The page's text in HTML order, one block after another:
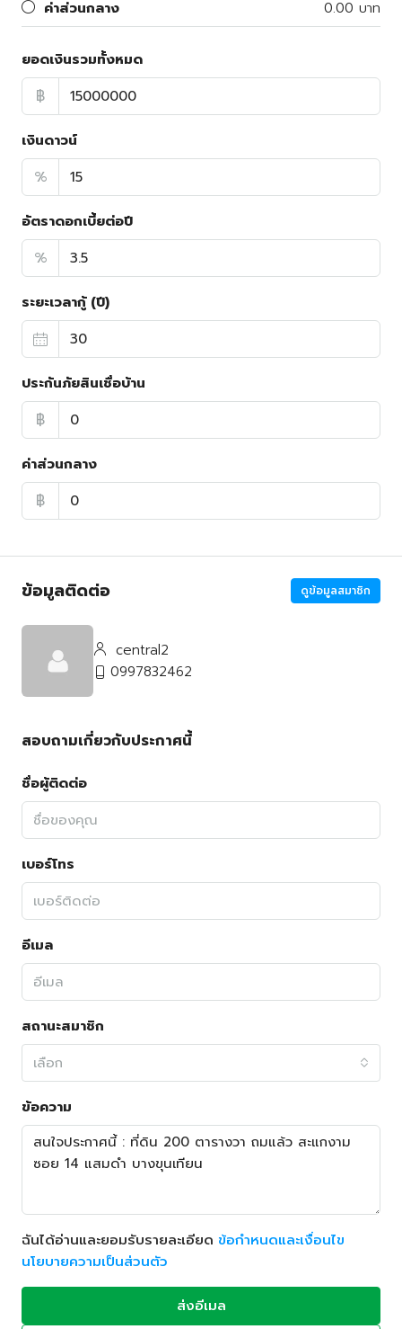
ค่าส่วนกลาง 0.00 บาท
ยอดเงินรวมทั้งหมด
฿
เงินดาวน์
%
อัตราดอกเบี้ยต่อปี
%
ระยะเวลากู้ (ปี)
ประกันภัยสินเชื่อบ้าน
฿
ค่าส่วนกลาง
฿
ข้อมูลติดต่อ ดูข้อมูลสมาชิก
central2
0997832462
สอบถามเกี่ยวกับประกาศนี้
ชื่อผู้ติดต่อ
เบอร์โทร
อีเมล
สถานะสมาชิก
เลือก
ข้อความ
ฉันได้อ่านและยอมรับรายละเอียด ข้อกำหนดและเงื่อนไข
นโยบายความเป็นส่วนตัว
ส่งอีเมล